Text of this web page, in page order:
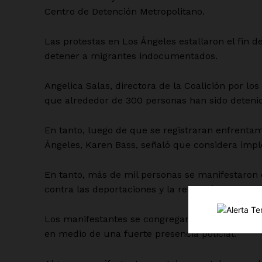
Del
Centro de Detención Metropolitano.
Las protestas en Los Ángeles estallaron el fin
detener a migrantes indocumentados.
Angelica Salas, directora de la Coalición por
que alrededor de 300 personas han sido
En tanto, luego de que se registraran
Ángeles, Karen Bass, señaló que considera
En tanto, más de mil personas se
contra las deportaciones y la represión federal
Los manifestantes se congregaron en Foley
en medio de una fuerte presencia policial.